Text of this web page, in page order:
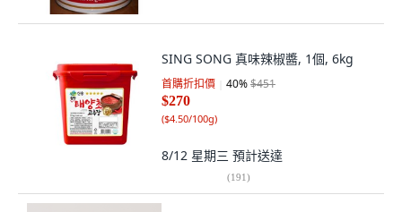
SING SONG 真味辣椒醬, 1個, 6kg
首購折扣價 40%$451
$270
($4.50/100g)
8/12 星期三 預計送達
(191)